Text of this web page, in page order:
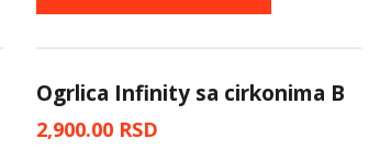
Ogrlica Infinity sa cirkonima B
2,900.00 RSD